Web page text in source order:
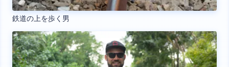
鉄道の上を歩く男